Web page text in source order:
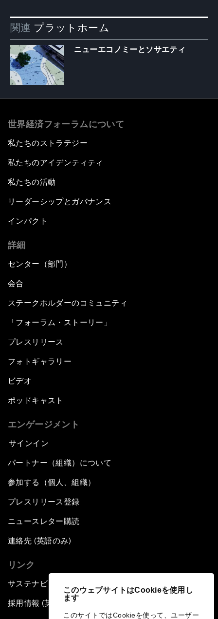
このウェブサイトはCookieを使用し
ます
このサイトではCookieを使って、ユーザー
関連 プラットホーム
ニューエコノミーとソサエティ
世界経済フォーラムについて
私たちのストラテジー
私たちのアイデンティティ
私たちの活動
リーダーシップとガバナンス
インパクト
詳細
センター（部門）
会合
ステークホルダーのコミュニティ
「フォーラム・ストーリー」
プレスリリース
フォトギャラリー
ビデオ
ポッドキャスト
エンゲージメント
サインイン
パートナー（組織）について
参加する（個人、組織）
プレスリリース登録
ニュースレター購読
連絡先 (英語のみ)
リンク
サステナビリティへの取り組み
採用情報 (英語のみ)